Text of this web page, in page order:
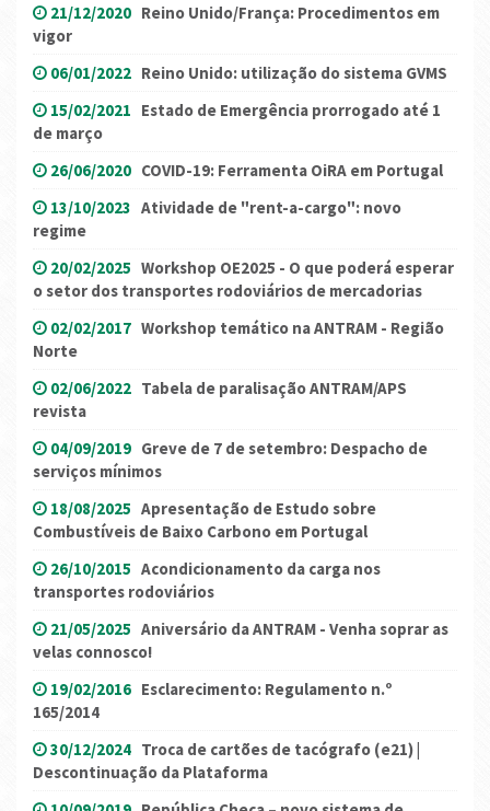
21/12/2020 Reino Unido/França: Procedimentos em
vigor
06/01/2022 Reino Unido: utilização do sistema GVMS
15/02/2021 Estado de Emergência prorrogado até 1
de março
26/06/2020 COVID-19: Ferramenta OiRA em Portugal
13/10/2023 Atividade de "rent-a-cargo": novo
regime
20/02/2025 Workshop OE2025 - O que poderá esperar
o setor dos transportes rodoviários de mercadorias
02/02/2017 Workshop temático na ANTRAM - Região
Norte
02/06/2022 Tabela de paralisação ANTRAM/APS
revista
04/09/2019 Greve de 7 de setembro: Despacho de
serviços mínimos
18/08/2025 Apresentação de Estudo sobre
Combustíveis de Baixo Carbono em Portugal
26/10/2015 Acondicionamento da carga nos
transportes rodoviários
21/05/2025 Aniversário da ANTRAM - Venha soprar as
velas connosco!
19/02/2016 Esclarecimento: Regulamento n.º
165/2014
30/12/2024 Troca de cartões de tacógrafo (e21) |
Descontinuação da Plataforma